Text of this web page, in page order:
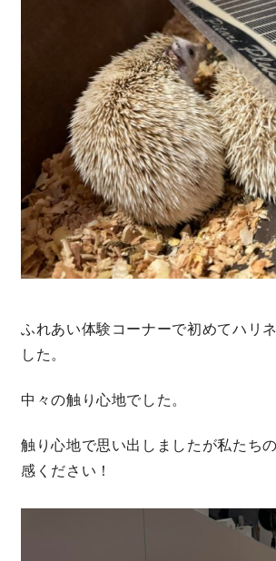
ふれあい体験コーナーで初めてハリ
した。
中々の触り心地でした。
触り心地で思い出しましたが私たち
感ください！